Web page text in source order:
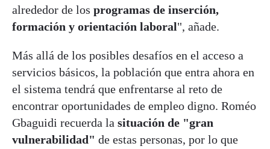
alrededor de los programas de inserción,
formación y orientación laboral", añade.
Más allá de los posibles desafíos en el acceso a
servicios básicos, la población que entra ahora en
el sistema tendrá que enfrentarse al reto de
encontrar oportunidades de empleo digno. Roméo
Gbaguidi recuerda la situación de "gran
vulnerabilidad" de estas personas, por lo que